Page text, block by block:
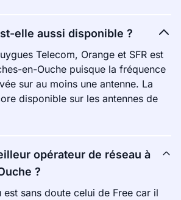
elle aussi disponible ?
Telecom, Orange et SFR est
en-Ouche puisque la fréquence
sur au moins une antenne. La
disponible sur les antennes de
opérateur de réseau à
?
est sans doute celui de Free car il